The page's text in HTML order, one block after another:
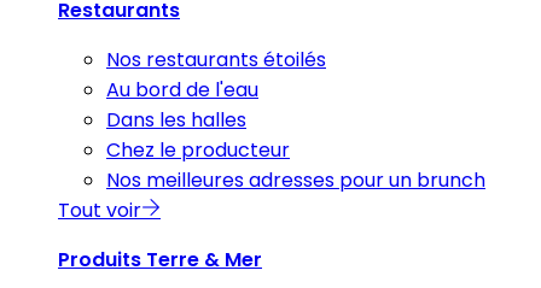
Restaurants
Nos restaurants étoilés
Au bord de l'eau
Dans les halles
Chez le producteur
Nos meilleures adresses pour un brunch
Tout voir
Produits Terre & Mer